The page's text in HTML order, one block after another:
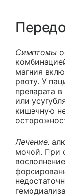
Симптомы
магния
рвоту. У
препарата
или
кишечную
Лечение:
мочой. При